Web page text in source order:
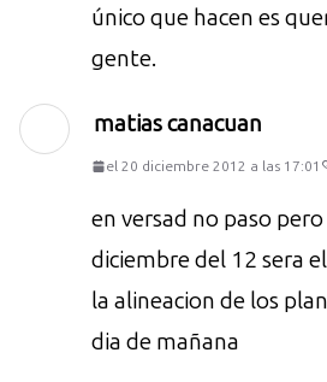
único que hacen es
gente.
matias canacuan
el 20 diciembre 2012 a las 17:01
en versad no paso
diciembre del 12 sera
la alineacion de los
dia de mañana